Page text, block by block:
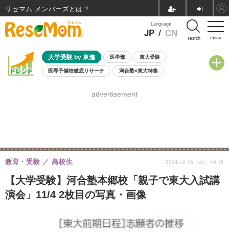
menu
Language
JP / CN search
大学受験 by 東進 医学部 東大受験
医専予備校徹底リサーチ 河合塾×東大特集
8月開催学校説明会・相談会
advertisement
【大学受験】河合塾本郷校「親子で東大入試講
演会」11/4 2枚目の写真・画像
教育・受験 高校生 2024.10.16（水） 10:15
リセマム メンバーズ